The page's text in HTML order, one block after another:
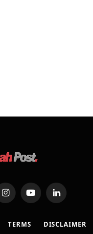
InstagramYouTubeLinkedIn
TERMS DISCLAIMER